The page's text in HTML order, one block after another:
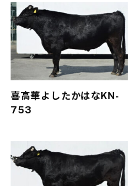
喜高華よしたかはなKN-
753